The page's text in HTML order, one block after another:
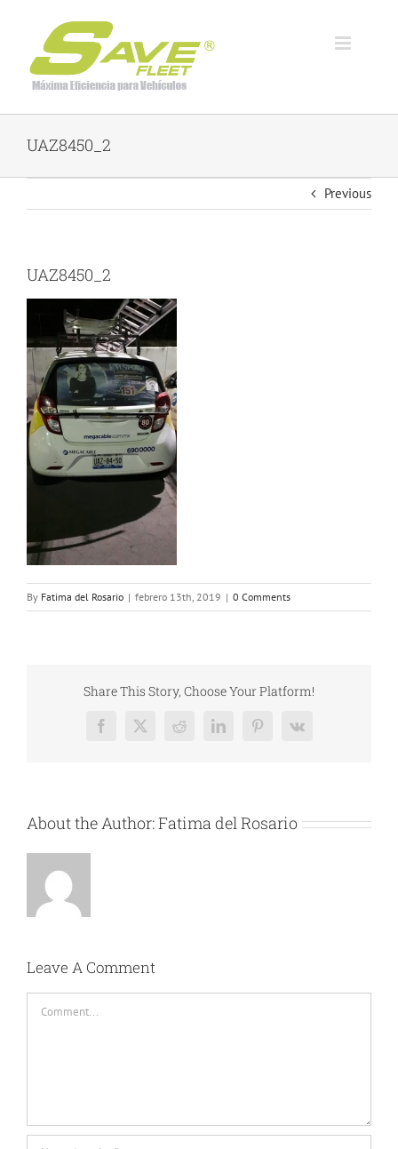
content
UAZ8450_2
Previous
UAZ8450_2
By Fatima del Rosario | febrero 13th, 2019 | 0 Comments
Share This Story, Choose Your Platform!
Facebook
X RedditLinkedInPinterest
Vk
About the Author:Fatima del Rosario
Leave A Comment